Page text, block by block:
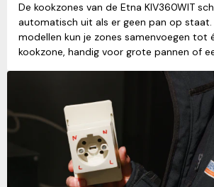
De kookzones van de Etna KIV360WIT
automatisch uit als er geen pan op staat.
modellen kun je zones samenvoegen tot
kookzone, handig voor grote pannen of